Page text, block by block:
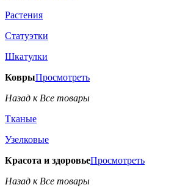
Растения
Статуэтки
Шкатулки
КоврыПросмотреть
Назад к Все товары
Тканые
Узелковые
Красота и здоровьеПросмотреть
Назад к Все товары